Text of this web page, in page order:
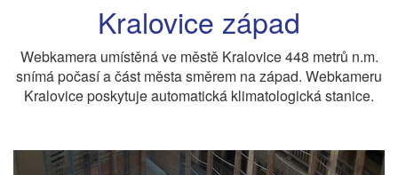
Kralovice západ
Webkamera umístěná ve městě Kralovice 448 metrů n.m.
snímá počasí a část města směrem na západ. Webkameru
Kralovice poskytuje automatická klimatologická stanice.